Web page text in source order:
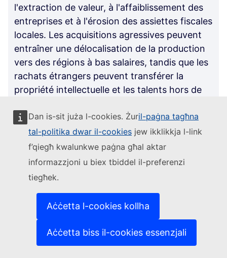
Dan is-sit juża l-cookies. Żuril-paġna tagħna
tal-politika dwar il-cookies jew ikklikkja l-link
f’qiegħ kwalunkwe paġna għal aktar
informazzjoni u biex tbiddel il-preferenzi
tiegħek.
Aċċetta l-cookies kollha
Aċċetta biss il-cookies essenzjali
l'extraction de valeur, à l'affaiblissement des
entreprises et à l'érosion des assiettes fiscales
locales. Les acquisitions agressives peuvent
entraîner une délocalisation de la production
vers des régions à bas salaires, tandis que les
rachats étrangers peuvent transférer la
propriété intellectuelle et les talents hors de
propriétaires se tournent vers l'actionnariat
salarié, qui intègre la responsabilité sociale
dans les entreprises. La recherche montre
que les entreprises appartenant à leurs
employés ont une productivité plus élevée,
une plus grande résilience et un chiffre
de soutien législatif et institutionnel à ces
transitions. Des pays comme les États-Unis, le
Royaume-Uni et le Canada ont adopté des